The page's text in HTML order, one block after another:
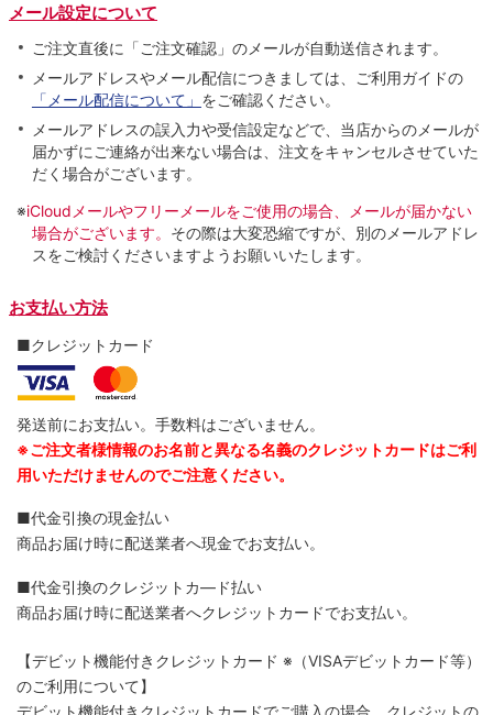
メール設定について
ご注文直後に「ご注文確認」のメールが自動送信されます。
メールアドレスやメール配信につきましては、ご利用ガイドの
「メール配信について」 をご確認ください。
メールアドレスの誤入力や受信設定などで、当店からのメールが
届かずにご連絡が出来ない場合は、注文をキャンセルさせていた
だく場合がございます。
※iCloudメールやフリーメールをご使用の場合、メールが届かない
場合がございます。 その際は大変恐縮ですが、別のメールアドレ
スをご検討くださいますようお願いいたします。
お支払い方法
■クレジットカード
発送前にお支払い。手数料はございません。
※ご注文者様情報のお名前と異なる名義のクレジットカードはご利
用いただけませんのでご注意ください。
■代金引換の現金払い
商品お届け時に配送業者へ現金でお支払い。
■代金引換のクレジットカ―ド払い
商品お届け時に配送業者へクレジットカードでお支払い。
【デビット機能付きクレジットカード ※（VISAデビットカード等）
のご利用について】